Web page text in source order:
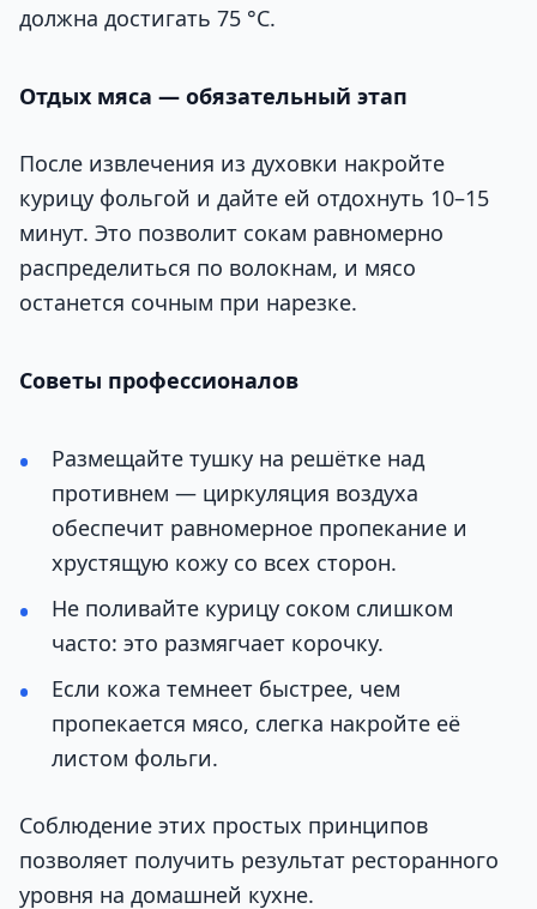
должна достигать 75 °C.
Отдых мяса — обязательный этап
После извлечения из духовки накройте
курицу фольгой и дайте ей отдохнуть 10–15
минут. Это позволит сокам равномерно
распределиться по волокнам, и мясо
останется сочным при нарезке.
Советы профессионалов
Размещайте тушку на решётке над
противнем — циркуляция воздуха
обеспечит равномерное пропекание и
хрустящую кожу со всех сторон.
Не поливайте курицу соком слишком
часто: это размягчает корочку.
Если кожа темнеет быстрее, чем
пропекается мясо, слегка накройте её
листом фольги.
Соблюдение этих простых принципов
позволяет получить результат ресторанного
уровня на домашней кухне.